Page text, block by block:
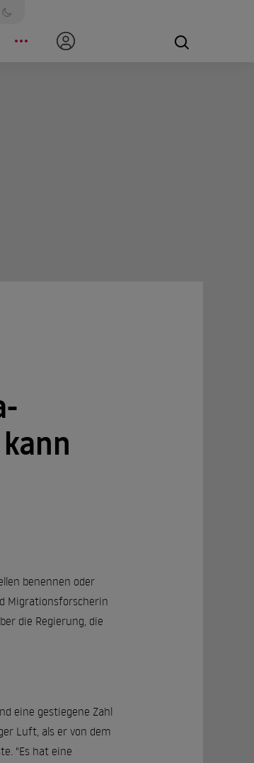
benennen oder
Migrationsforscherin
die Regierung, die
eine gestiegene Zahl
Luft, als er von dem
"Es hat eine